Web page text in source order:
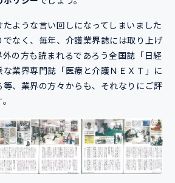
ような言い回しになってしまいました
なく、毎年、介護業界誌には取り上げ
の方も読まれるであろう全国誌「日経
業界専門誌「医療と介護ＮＥＸＴ」に
、業界の方々からも、それなりにご評